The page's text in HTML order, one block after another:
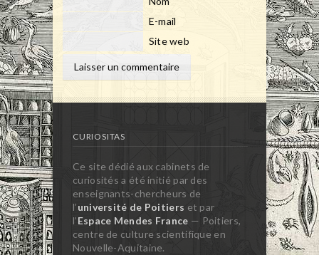
E-mail
Site web
CURIOSITAS
Ce site dédié aux cabinets de
curiosités a été initié par des
enseignants-chercheurs de
l’université de Poitiers et par
l’Espace Mendes France — Poitiers,
centre de culture scientifique en
Nouvelle-Aquitaine.